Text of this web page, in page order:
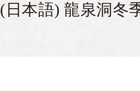
(日本語) 龍泉洞冬